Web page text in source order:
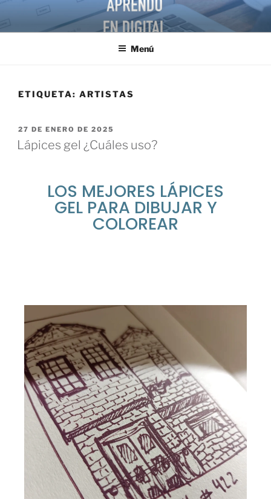
Menú
ETIQUETA: ARTISTAS
27 DE ENERO DE 2025
Lápices gel ¿Cuáles uso?
LOS MEJORES LÁPICES
GEL PARA DIBUJAR Y
COLOREAR